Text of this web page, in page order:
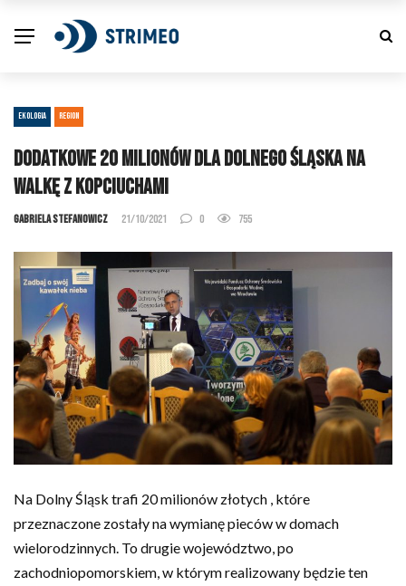
EKOLOGIA REGION
Dodatkowe 20 milionów dla Dolnego Śląska na
walkę z kopciuchami
Gabriela Stefanowicz 21/10/2021 0 755
Na Dolny Śląsk trafi 20 milionów złotych , które
przeznaczone zostały na wymianę pieców w domach
wielorodzinnych. To drugie województwo, po
zachodniopomorskiem, w którym realizowany będzie ten